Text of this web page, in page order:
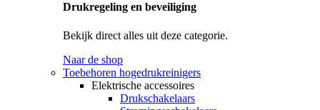
Drukregeling en beveiliging
Bekijk direct alles uit deze categorie.
Naar de shop
Toebehoren hogedrukreinigers
Elektrische accessoires
Drukschakelaars